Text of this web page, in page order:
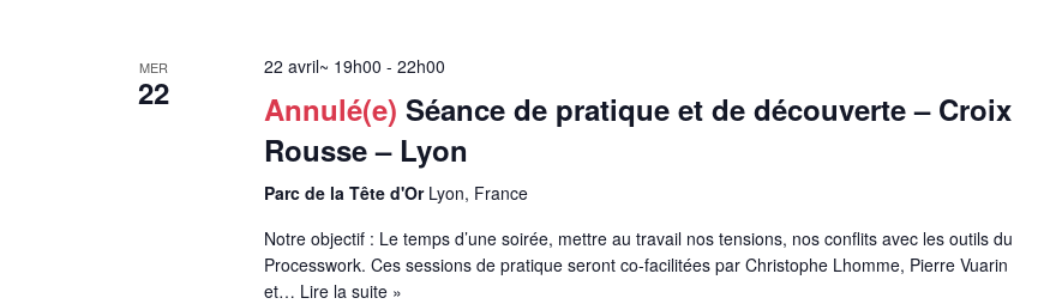
MER
22
22 avril~ 19h00 - 22h00
Annulé(e) Séance de pratique et de découverte – Croix
Rousse – Lyon
Parc de la Tête d'Or Lyon, France
Notre objectif : Le temps d’une soirée, mettre au travail nos tensions, nos conflits avec les outils du
Processwork. Ces sessions de pratique seront co-facilitées par Christophe Lhomme, Pierre Vuarin
et… Lire la suite »